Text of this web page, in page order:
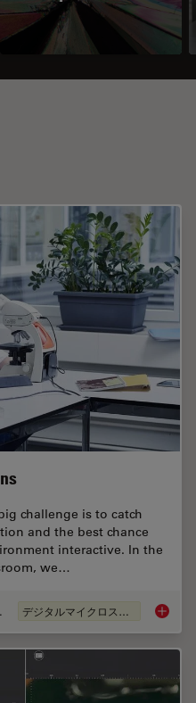
challenge is to catch
and the best chance
interactive. In the
we…
ー デジタルマイクロスコープ Digital